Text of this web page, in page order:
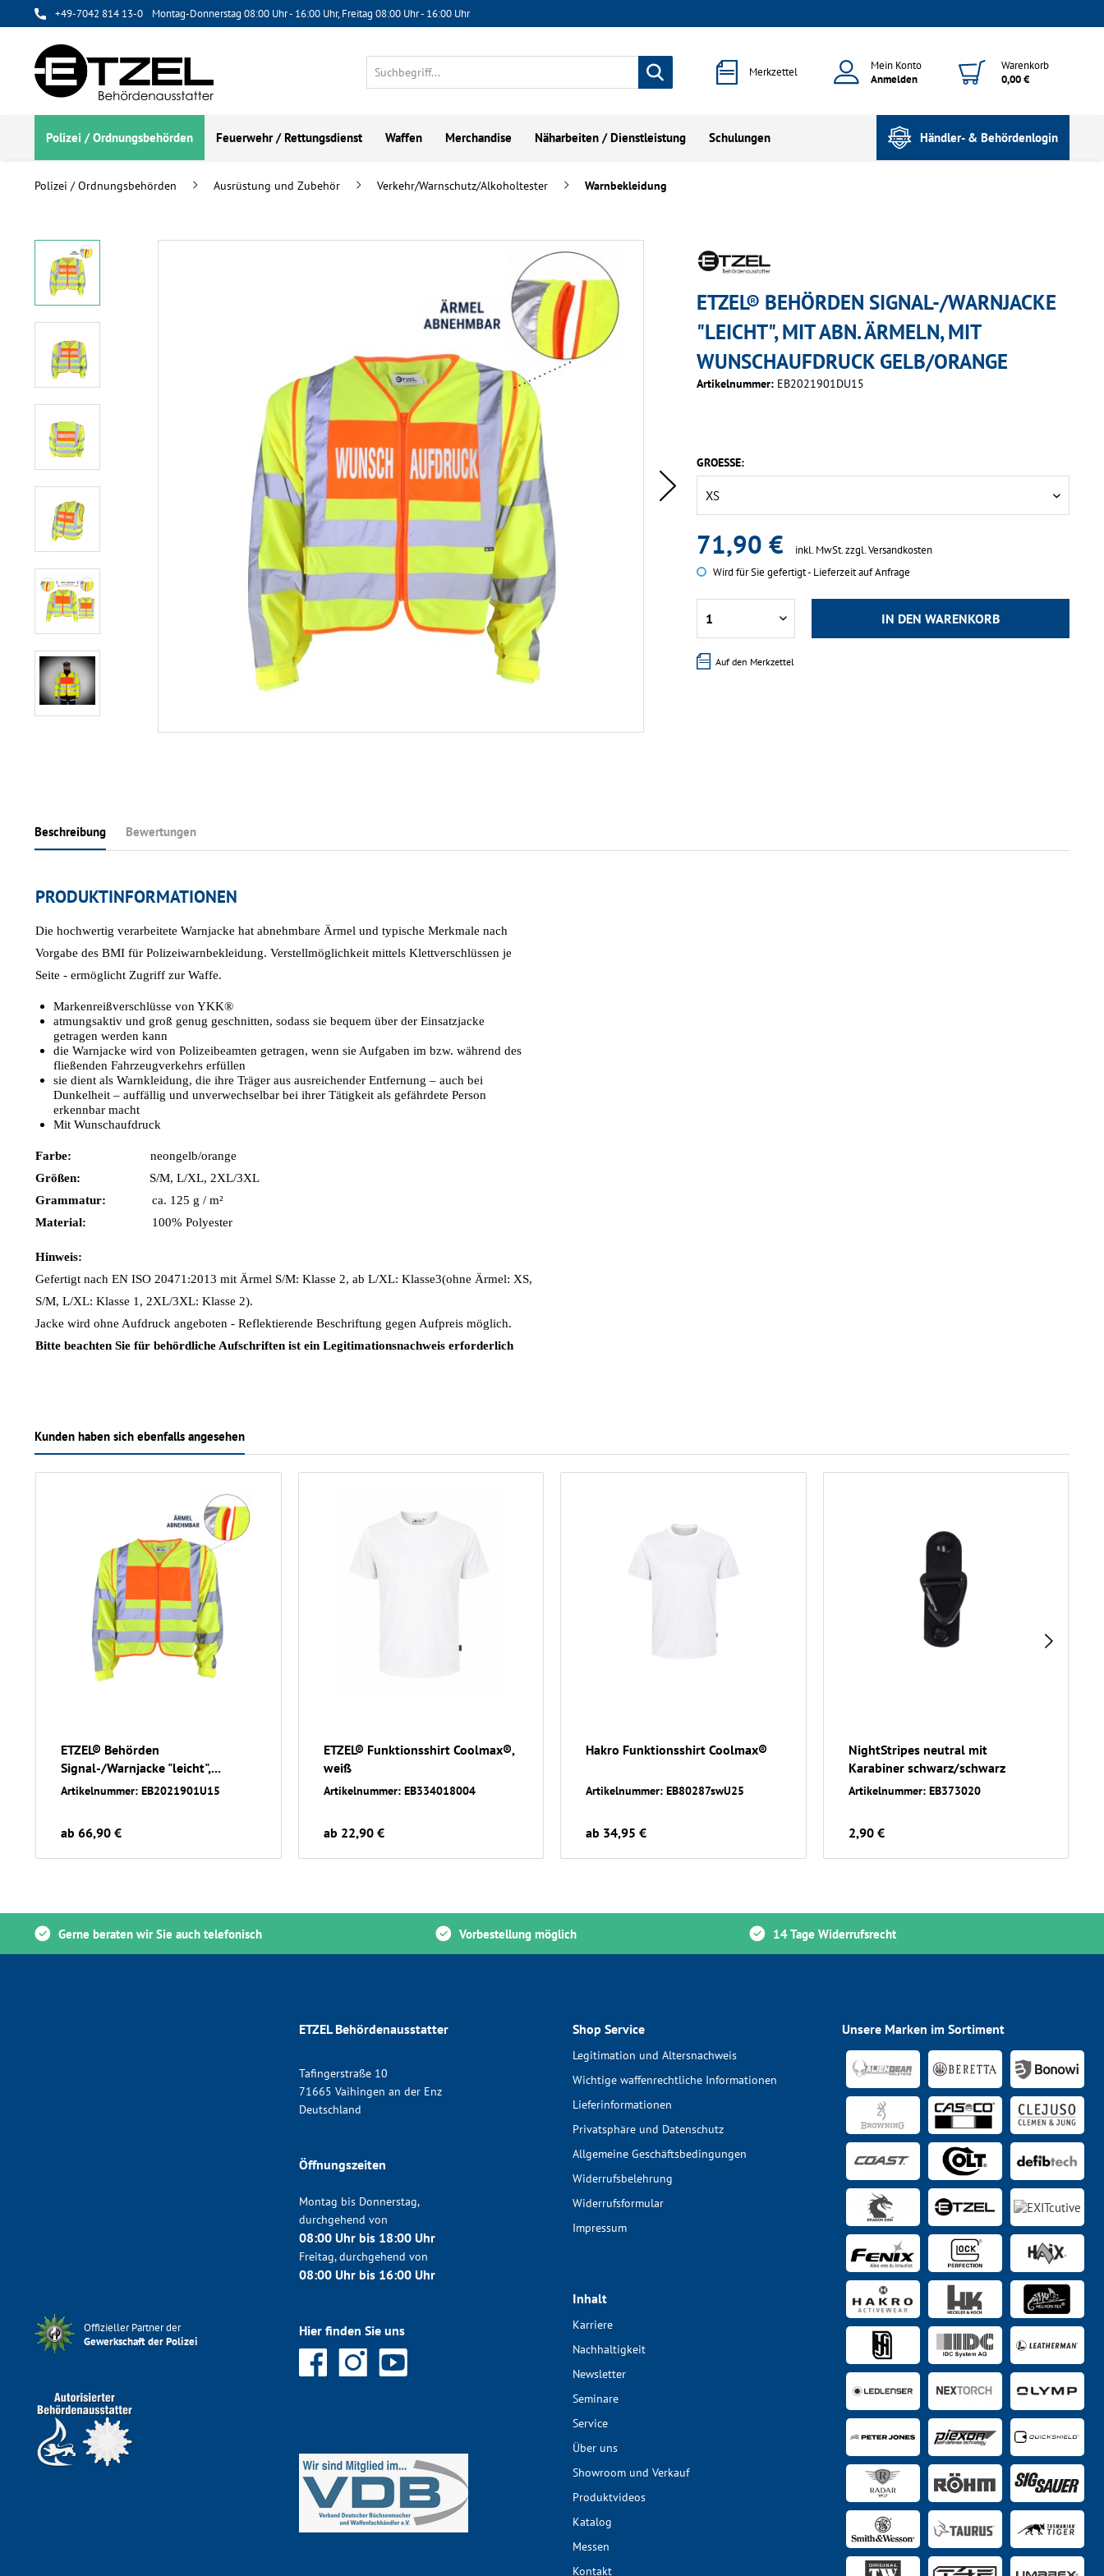
+49-7042 814 13-0 Montag-Donnerstag 08:00 Uhr - 16:00 Uhr, Freitag 08:00 Uhr - 16:00 Uhr
Merkzettel
Mein Konto
Anmelden
Warenkorb
0,00 €
Polizei / Ordnungsbehörden Feuerwehr / Rettungsdienst Waffen Merchandise Näharbeiten / Dienstleistung Schulungen Händler- & Behördenlogin
Polizei / Ordnungsbehörden Ausrüstung und Zubehör Verkehr/Warnschutz/Alkoholtester Warnbekleidung
ETZEL® BEHÖRDEN SIGNAL-/WARNJACKE
"LEICHT", MIT ABN. ÄRMELN, MIT
WUNSCHAUFDRUCK GELB/ORANGE
Artikelnummer: EB2021901DU15
GROESSE:
71,90 € inkl. MwSt.zzgl. Versandkosten
Wird für Sie gefertigt - Lieferzeit auf Anfrage
IN DEN WARENKORB
Auf den Merkzettel
Beschreibung Bewertungen
PRODUKTINFORMATIONEN
Die hochwertig verarbeitete Warnjacke hat abnehmbare Ärmel und typische Merkmale nach
Vorgabe des BMI für Polizeiwarnbekleidung. Verstellmöglichkeit mittels Klettverschlüssen je
Seite - ermöglicht Zugriff zur Waffe.
Markenreißverschlüsse von YKK®
atmungsaktiv und groß genug geschnitten, sodass sie bequem über der Einsatzjacke
getragen werden kann
die Warnjacke wird von Polizeibeamten getragen, wenn sie Aufgaben im bzw. während des
fließenden Fahrzeugverkehrs erfüllen
sie dient als Warnkleidung, die ihre Träger aus ausreichender Entfernung – auch bei
Dunkelheit – auffällig und unverwechselbar bei ihrer Tätigkeit als gefährdete Person
erkennbar macht
Mit Wunschaufdruck
Farbe:
neongelb/orange
Größen:
S/M, L/XL, 2XL/3XL
Grammatur:
ca. 125 g / m²
Material:
100% Polyester
Hinweis:
Gefertigt nach EN ISO 20471:2013 mit Ärmel S/M: Klasse 2, ab L/XL: Klasse3(ohne Ärmel: XS,
S/M, L/XL: Klasse 1, 2XL/3XL: Klasse 2).
Jacke wird ohne Aufdruck angeboten - Reflektierende Beschriftung gegen Aufpreis möglich.
Bitte beachten Sie für behördliche Aufschriften ist ein Legitimationsnachweis erforderlich
Kunden haben sich ebenfalls angesehen
ETZEL® Behörden
Signal-/Warnjacke "leicht",...
Artikelnummer: EB2021901U15
ab 66,90 €
ETZEL® Funktionsshirt Coolmax®,
weiß
Artikelnummer: EB334018004
ab 22,90 €
Hakro Funktionsshirt Coolmax®
Artikelnummer: EB80287swU25
ab 34,95 €
NightStripes neutral mit
Karabiner schwarz/schwarz
Artikelnummer: EB373020
2,90 €
Gerne beraten wir Sie auch telefonisch Vorbestellung möglich 14 Tage Widerrufsrecht
Offizieller Partner der
Gewerkschaft der Polizei
ETZEL Behördenausstatter
Tafingerstraße 10
71665 Vaihingen an der Enz
Deutschland
Öffnungszeiten
Montag bis Donnerstag,
durchgehend von
08:00 Uhr bis 18:00 Uhr
Freitag, durchgehend von
08:00 Uhr bis 16:00 Uhr
Hier finden Sie uns
Shop Service
Legitimation und Altersnachweis
Wichtige waffenrechtliche Informationen
Lieferinformationen
Privatsphäre und Datenschutz
Allgemeine Geschäftsbedingungen
Widerrufsbelehrung
Widerrufsformular
Impressum
Inhalt
Karriere
Nachhaltigkeit
Newsletter
Seminare
Service
Über uns
Showroom und Verkauf
Produktvideos
Katalog
Messen
Kontakt
Unsere Marken im Sortiment